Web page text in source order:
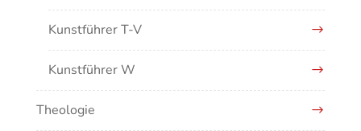
Kunstführer T-V
Kunstführer W
Kunstführer XYZ
Theologie